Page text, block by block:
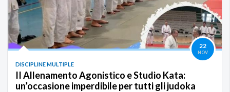
22
NOV
DISCIPLINE MULTIPLE
II Allenamento Agonistico e Studio Kata:
un’occasione imperdibile per tutti gli judoka